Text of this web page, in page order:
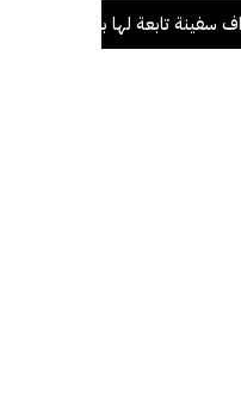
لها بصاروخ أثناء عبورها مضيق